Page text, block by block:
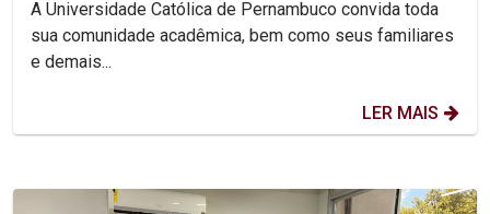
A Universidade Católica de Pernambuco convida toda
sua comunidade acadêmica, bem como seus familiares
e demais...
LER MAIS